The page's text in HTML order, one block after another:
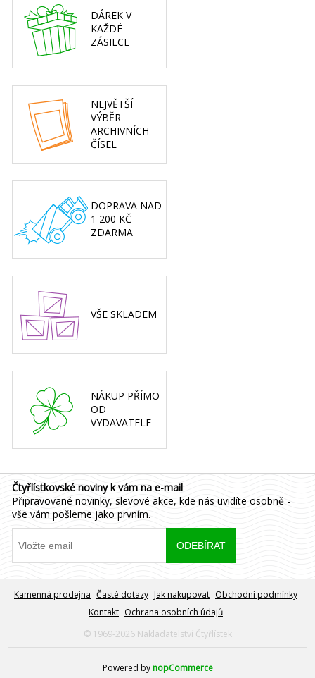
DÁREK V
KAŽDÉ
ZÁSILCE
NEJVĚTŠÍ
VÝBĚR
ARCHIVNÍCH
ČÍSEL
DOPRAVA NAD
1 200 KČ
ZDARMA
VŠE SKLADEM
NÁKUP PŘÍMO
OD
VYDAVATELE
Čtyřlístkovské noviny k vám na e-mail
Připravované novinky, slevové akce, kde nás uvidíte osobně -
vše vám pošleme jako prvním.
Kamenná prodejna Časté dotazy Jak nakupovat Obchodní podmínky
Kontakt Ochrana osobních údajů
© 1969-2026 Nakladatelství Čtyřlístek
Powered by nopCommerce